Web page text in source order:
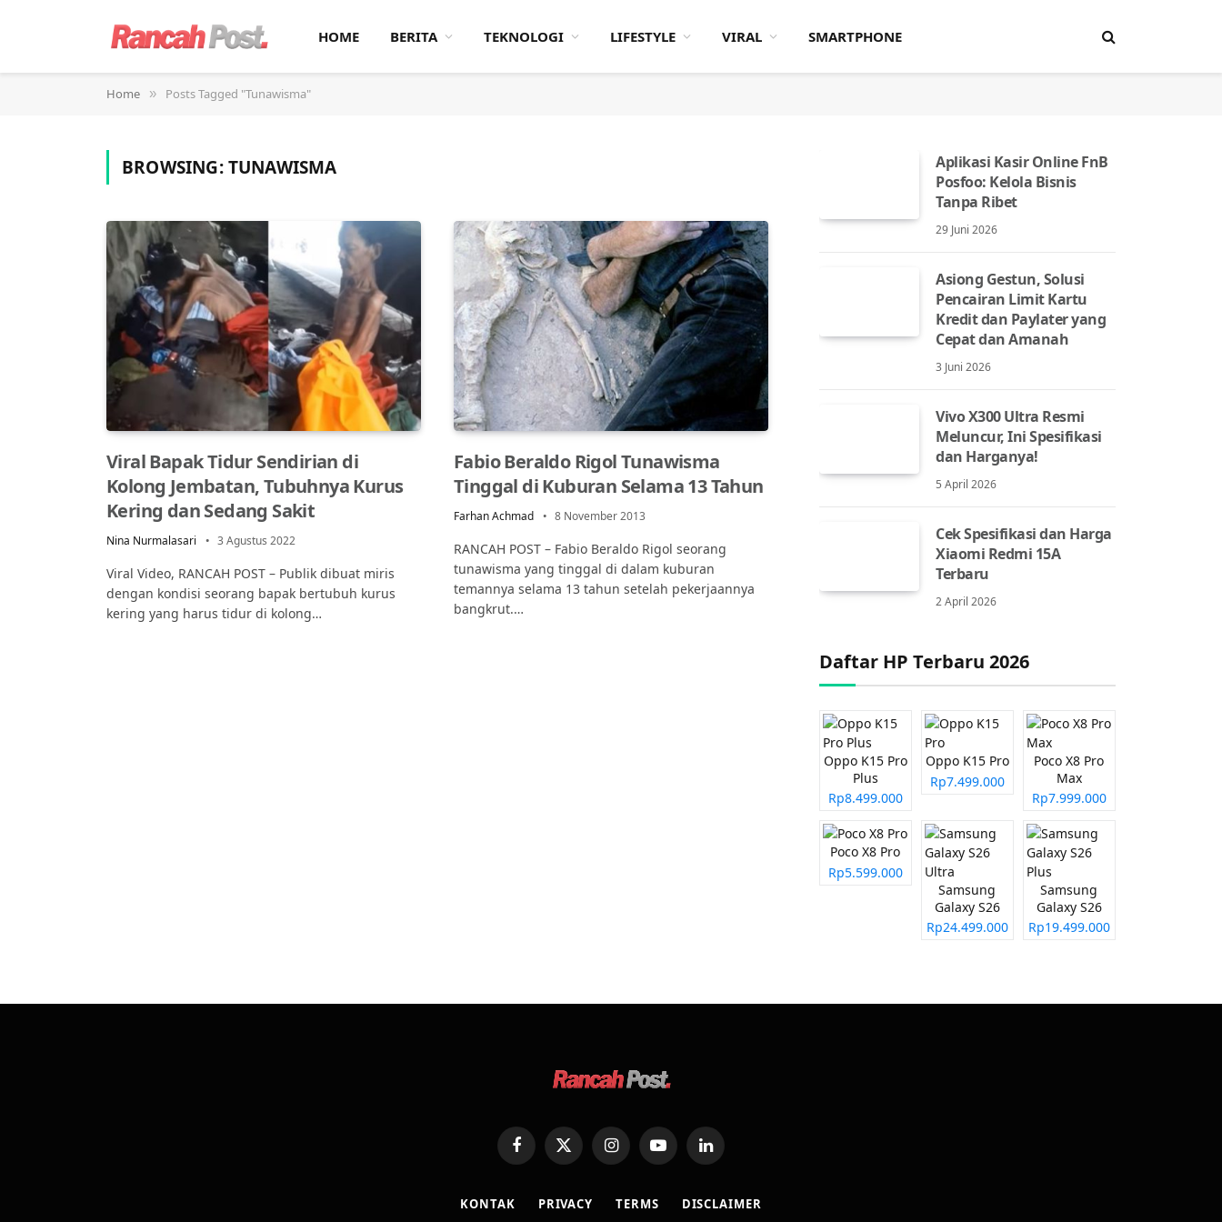
HOME BERITA TEKNOLOGI LIFESTYLE VIRAL SMARTPHONE
Home » Posts Tagged "Tunawisma"
BROWSING:TUNAWISMA
Viral Bapak Tidur Sendirian di
Kolong Jembatan, Tubuhnya Kurus
Kering dan Sedang Sakit
Nina Nurmalasari 3 Agustus 2022
Viral Video, RANCAH POST – Publik dibuat miris
dengan kondisi seorang bapak bertubuh kurus
kering yang harus tidur di kolong…
Fabio Beraldo Rigol Tunawisma
Tinggal di Kuburan Selama 13 Tahun
Farhan Achmad 8 November 2013
RANCAH POST – Fabio Beraldo Rigol seorang
tunawisma yang tinggal di dalam kuburan
temannya selama 13 tahun setelah pekerjaannya
bangkrut.…
Aplikasi Kasir Online FnB
Posfoo: Kelola Bisnis
Tanpa Ribet
29 Juni 2026
Asiong Gestun, Solusi
Pencairan Limit Kartu
Kredit dan Paylater yang
Cepat dan Amanah
3 Juni 2026
Vivo X300 Ultra Resmi
Meluncur, Ini Spesifikasi
dan Harganya!
5 April 2026
Cek Spesifikasi dan Harga
Xiaomi Redmi 15A
Terbaru
2 April 2026
Daftar HP Terbaru 2026
Oppo K15 Pro
Plus
Rp8.499.000
Oppo K15 Pro
Rp7.499.000
Poco X8 Pro
Max
Rp7.999.000
Poco X8 Pro
Rp5.599.000
Samsung
Galaxy S26
Ultra
Rp24.499.000
Samsung
Galaxy S26
Plus
Rp19.499.000
FacebookX
(Twitter)
InstagramYouTubeLinkedIn
KONTAK PRIVACY TERMS DISCLAIMER